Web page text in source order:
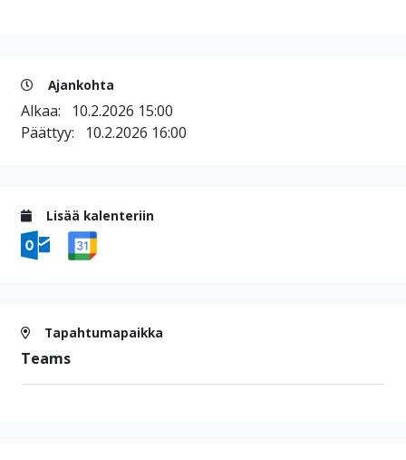
Ajankohta
Alkaa: 10.2.2026 15:00
Päättyy: 10.2.2026 16:00
Lisää kalenteriin
Tapahtumapaikka
Teams